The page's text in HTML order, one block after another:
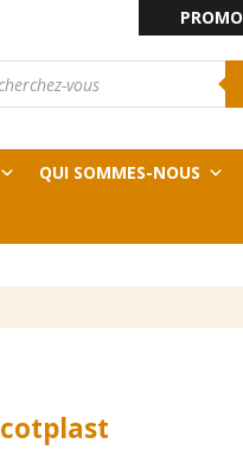
PROMO
QUI SOMMES-NOUS